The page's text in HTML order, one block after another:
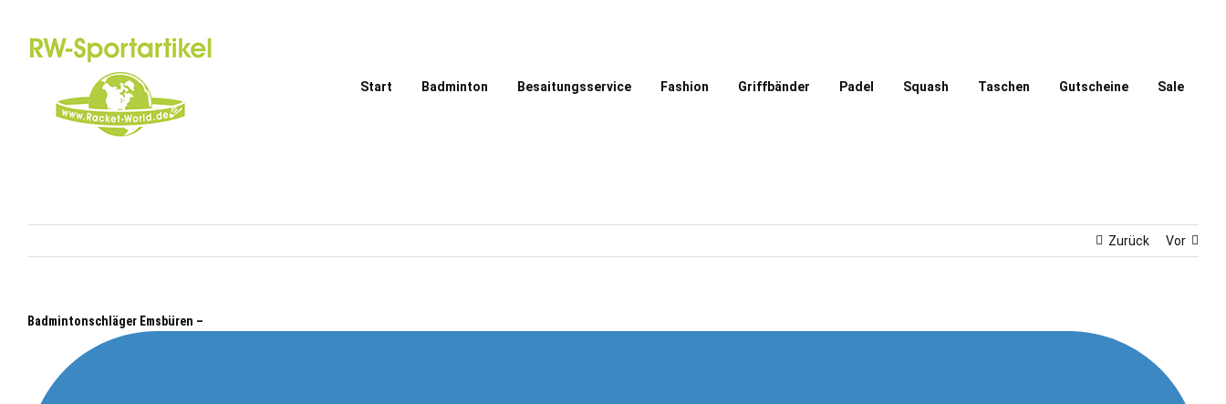
springen
Start Badminton Besaitungsservice Fashion Griffbänder Padel Squash Taschen Gutscheine Sale
Zurück Vor
Badmintonschläger Emsbüren –